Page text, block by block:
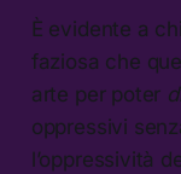
È evidente a
faziosa che
arte per poter
oppressivi
l’oppressività